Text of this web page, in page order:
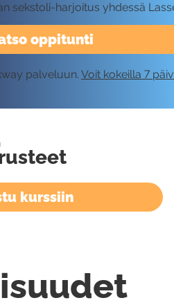
oppitunti
sekstoli-harjoitus yhdessä
palveluun. Voit kokeilla 7
kurssiin